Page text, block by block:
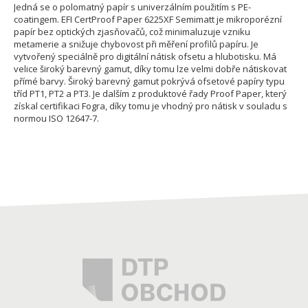
Jedná se o polomatný papír s univerzálním použitím s PE-
coatingem. EFI CertProof Paper 6225XF Semimatt je mikroporézní
papír bez optických zjasňovačů, což minimaluzuje vzniku
metamerie a snižuje chybovost při měření profilů papíru. Je
vytvořený speciálně pro digitální nátisk ofsetu a hlubotisku. Má
velice široký barevný gamut, díky tomu lze velmi dobře nátiskovat
přímé barvy. Široký barevný gamut pokrývá ofsetové papíry typu
tříd PT1, PT2 a PT3. Je dalším z produktové řady Proof Paper, který
získal certifikaci Fogra, díky tomu je vhodný pro nátisk v souladu s
normou ISO 12647-7.